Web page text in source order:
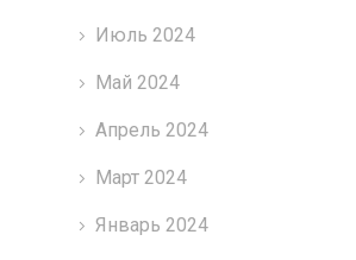
Июль 2024
Май 2024
Апрель 2024
Март 2024
Январь 2024